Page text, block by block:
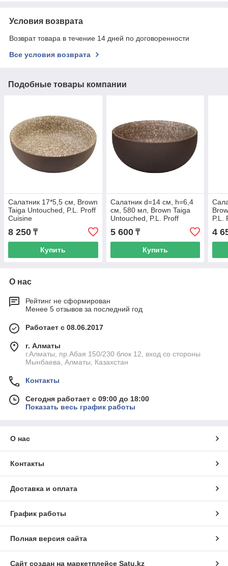
Условия возврата
Возврат товара в течение 14 дней по договоренности
Все условия возврата
Подобные товары компании
Салатник 17*5,5 см, Brown
Taiga Untouched, P.L. Proff
Cuisine
8 250 ₸
Купить
Салатник d=14 см, h=6,4
см, 580 мл, Brown Taiga
Untouched, P.L. Proff
5 600₸
Купить
P.L.
4
О нас
Рейтинг не сформирован
Менее 5 отзывов за последний год
Работает с 08.06.2017
г. Алматы
г.Алматы, пр.Абая 150/230 блок 12, вход со стороны
Мынбаева, Алматы, Казахстан
Контакты
Сегодня работает с 09:00 до 18:00
Показать весь график работы
О нас
Контакты
Доставка и оплата
График работы
Полная версия сайта
Сайт создан на маркетплейсе Satu.kz